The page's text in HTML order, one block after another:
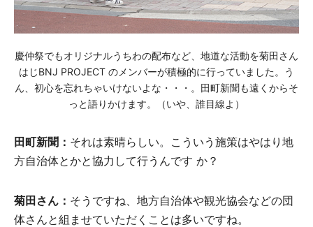
慶仲祭でもオリジナルうちわの配布など、地道な活動を菊田さん
はじBNJ PROJECT のメンバーが積極的に行っていました。う
ん、初心を忘れちゃいけないよな・・・。田町新聞も遠くからそ
っと語りかけます。（いや、誰目線よ）
田町新聞： それは素晴らしい。こういう施策はやはり地
方自治体とかと協力して行うんです か？
菊田さん： そうですね、地方自治体や観光協会などの団
体さんと組ませていただくことは多いですね。